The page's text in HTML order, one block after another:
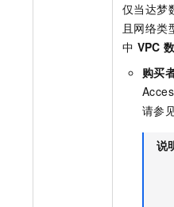
仅当达梦
且网络类
中 VPC
购买
请参
说